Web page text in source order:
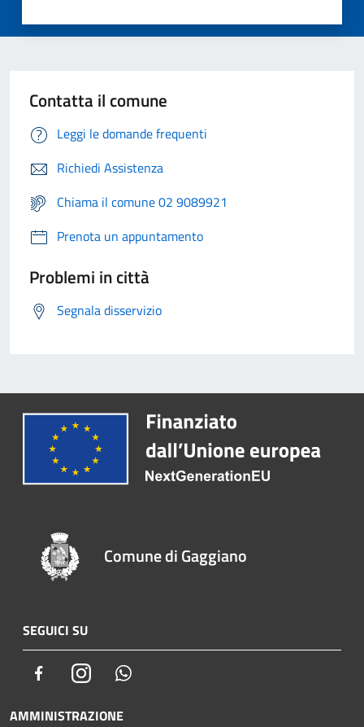
Contatta il comune
Leggi le domande frequenti
Richiedi Assistenza
Chiama il comune 02 9089921
Prenota un appuntamento
Problemi in città
Segnala disservizio
Comune di Gaggiano
SEGUICI SU
FacebookInstagram
AMMINISTRAZIONE